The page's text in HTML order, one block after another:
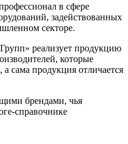
в сфере
задействованных
секторе.
реализует продукцию
которые
а сама продукция отличается
брендами, чья
справочнике